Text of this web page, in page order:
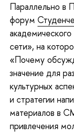
Параллельно в
форум
сети», на
«Почему
значение для
культурных
и стратегии
материалов в
привлечения